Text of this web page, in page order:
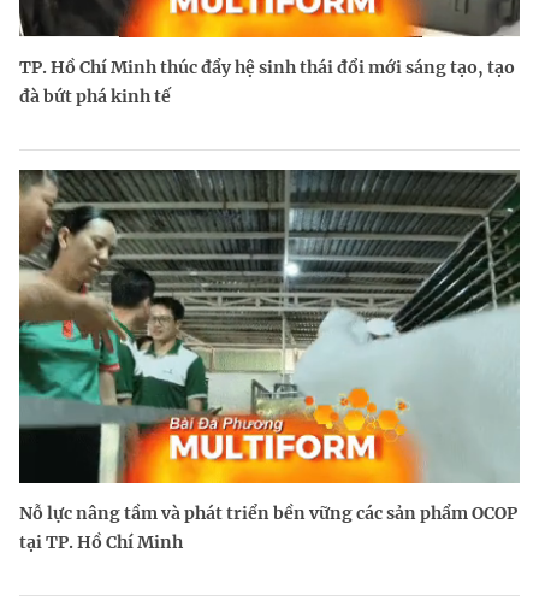
TP. Hồ Chí Minh thúc đẩy hệ sinh thái đổi mới sáng tạo, tạo
đà bứt phá kinh tế
Nỗ lực nâng tầm và phát triển bền vững các sản phẩm OCOP
tại TP. Hồ Chí Minh